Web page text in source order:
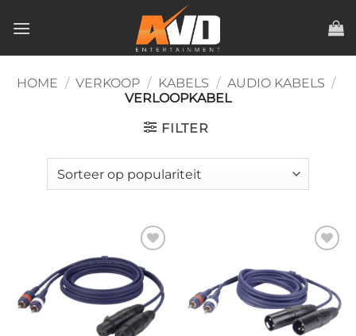
naar
HOME / VERKOOP / KABELS / AUDIO KABELS /
VERLOOPKABEL
FILTER
Toevoegen
aan
verlanglijst
verlanglijst